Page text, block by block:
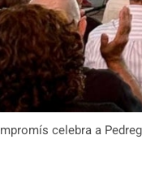
celebra a